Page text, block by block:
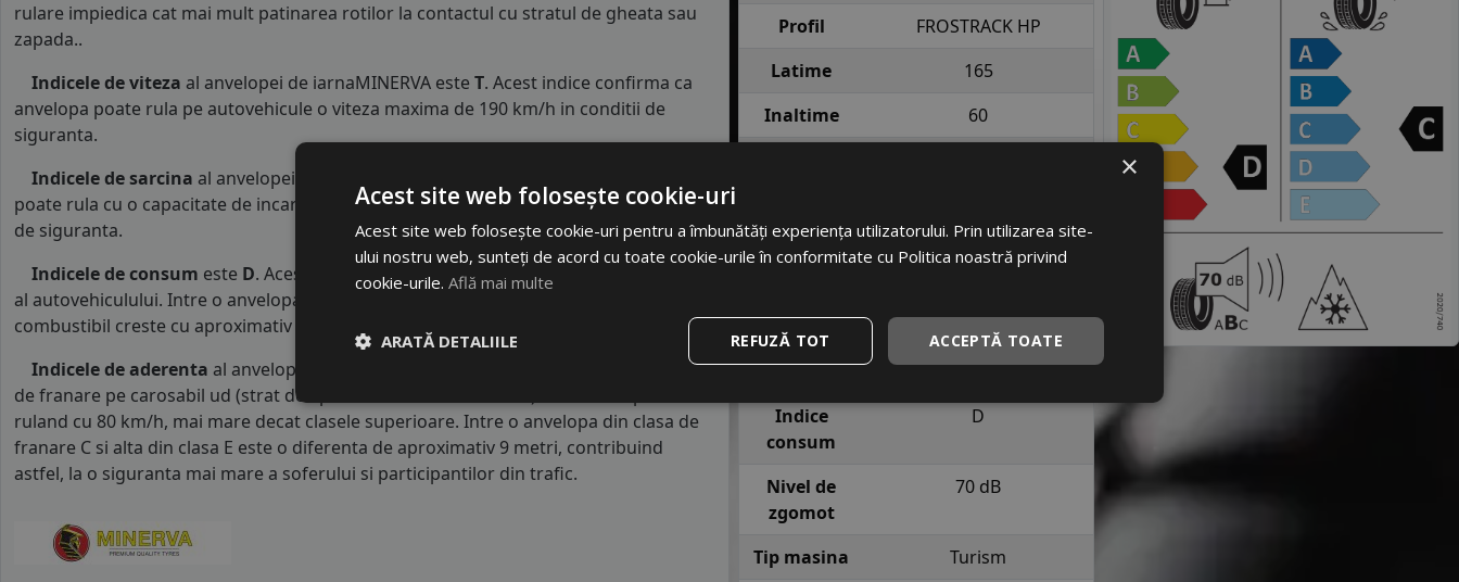
rulare impiedica cat mai mult patinarea rotilor la contactul cu stratul de gheata sau
zapada..
Indicele de viteza al anvelopei de iarnaMINERVA este T. Acest indice confirma ca
anvelopa poate rula pe autovehicule o viteza maxima de 190 km/h in conditii de
siguranta.
Indicele de sarcina al anvelopei este
poate rula cu o capacitate de incarcare maxima de 437 kg pe fiecare roata in conditii
de siguranta.
Indicele de consum este D. Acest indice reprezinta clasa de consum de carburant
al autovehiculului. Intre o anvelopa cu clasa B si o alta din clasa C, consumul de
combustibil creste cu aproximativ 1 litru la fiecare 1000 km parcursi.
Indicele de aderenta al anvelopei este
. Acest tip de anvelope va avea o distanta
de franare pe carosabil ud (strat de apa intre 0.5 mm si 1.5 mm) cu 4 anvelope cu ABS
ruland cu 80 km/h, mai mare decat clasele superioare. Intre o anvelopa din clasa de
franare C si alta din clasa E este o diferenta de aproximativ 9 metri, contribuind
astfel, la o siguranta mai mare a soferului si participantilor din trafic.
Profil
FROSTRACK HP
Latime
165
Inaltime
60
incarcare
anvelopa
T = pana la 190 km/h in
Indice
aderenta
C
Indice
consum
D
Nivel de
zgomot
70 dB
Tip masina
Turism
×
Acest site web folosește cookie-uri
Acest site web folosește cookie-uri pentru a îmbunătăți experiența utilizatorului. Prin utilizarea site-
ului nostru web, sunteți de acord cu toate cookie-urile în conformitate cu Politica noastră privind
cookie-urile. Află mai multe
ACCEPTĂ TOATE
REFUZĂ TOT
ARATĂ DETALIILE